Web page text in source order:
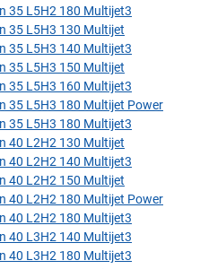
35 L5H2 180 Multijet3
35 L5H3 130 Multijet
35 L5H3 140 Multijet3
35 L5H3 150 Multijet
35 L5H3 160 Multijet3
35 L5H3 180 Multijet Power
35 L5H3 180 Multijet3
40 L2H2 130 Multijet
40 L2H2 140 Multijet3
40 L2H2 150 Multijet
40 L2H2 180 Multijet Power
40 L2H2 180 Multijet3
40 L3H2 140 Multijet3
40 L3H2 180 Multijet3